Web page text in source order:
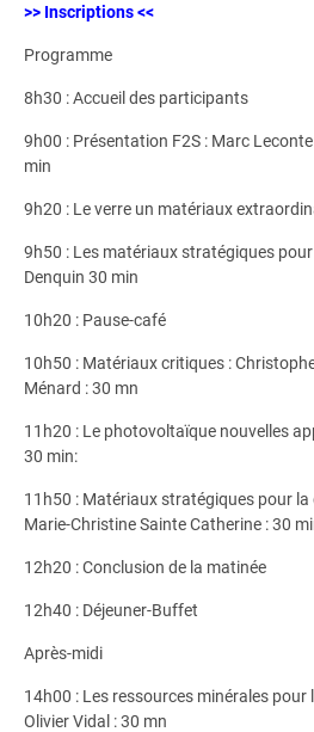
>> Inscriptions <<
Programme
8h30 : Accueil des participants
9h00 : Présentation F2S : Marc
min
9h20 : Le verre un matériaux
9h50 : Les matériaux stratégiques pour
Denquin 30 min
10h20 : Pause-café
10h50 : Matériaux critiques :
Ménard : 30 mn
11h20 : Le photovoltaïque nouvelles
30 min:
11h50 : Matériaux stratégiques pour la
Marie-Christine Sainte Catherine : 30
12h20 : Conclusion de la matinée
12h40 : Déjeuner-Buffet
Après-midi
14h00 : Les ressources minérales
Olivier Vidal : 30 mn